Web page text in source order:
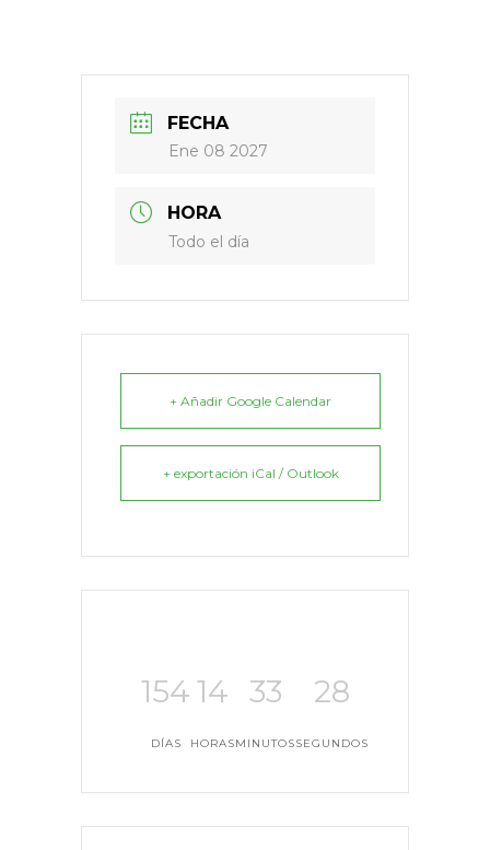
FECHA
Ene 08 2027
HORA
Todo el día
+ Añadir Google Calendar
+ exportación iCal / Outlook
154
DÍAS
14
HORAS
33
MINUTOS
28
SEGUNDOS